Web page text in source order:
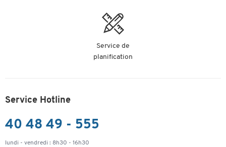
Service de
planification
Service Hotline
40 48 49 - 555
lundi - vendredi : 8h30 - 16h30